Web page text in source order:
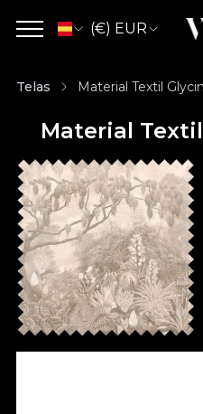
(€) EUR
Telas Material Textil
Material